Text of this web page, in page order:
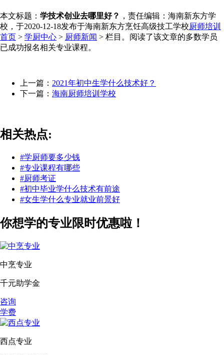
本文标题： 学技术创业去哪里好？ ，责任编辑：海南新东方学
校，于2020-12-18发布于海南新东方烹饪高级技工学校厨师培训
首页 > 学厨中心 > 厨师新闻 > 栏目。阅读了该文章的多数学员
已成功报名相关专业课程。
上一篇： 2021年初中生学什么技术好？
下一篇： 海南厨师培训学校
相关热点:
#学厨师要多少钱
#专业课程有哪些
#厨师考证
#初中毕业学什么技术有前途
#女生学什么专业就业前景好
你想学的专业限时优惠啦！
中烹专业
千元助学金
咨询
学费
西点专业